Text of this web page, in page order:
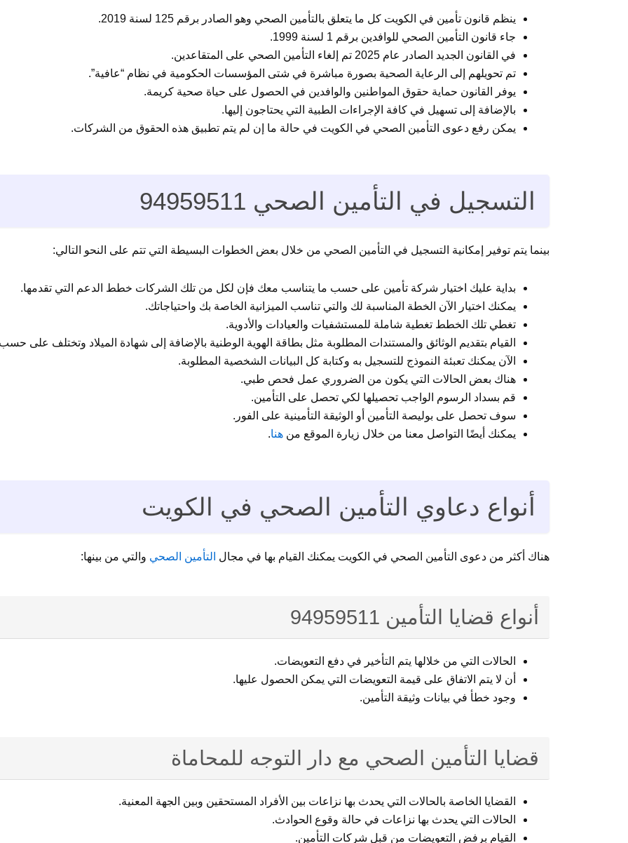
ينظم قانون تأمين في الكويت كل ما يتعلق بالتأمين الصحي وهو الصادر برقم 125 لسنة 2019.
جاء قانون التأمين الصحي للوافدين برقم 1 لسنة 1999.
في القانون الجديد الصادر عام 2025 تم إلغاء التأمين الصحي على المتقاعدين.
تم تحويلهم إلى الرعاية الصحية بصورة مباشرة في شتى المؤسسات الحكومية في نظام “عافية”.
يوفر القانون حماية حقوق المواطنين والوافدين في الحصول على حياة صحية كريمة.
بالإضافة إلى تسهيل في كافة الإجراءات الطبية التي يحتاجون إليها.
يمكن رفع دعوى التأمين الصحي في الكويت في حالة ما إن لم يتم تطبيق هذه الحقوق من الشركات.
التسجيل في التأمين الصحي 94959511
بينما يتم توفير إمكانية التسجيل في التأمين الصحي من خلال بعض الخطوات البسيطة التي تتم على النحو التالي:
بداية عليك اختيار شركة تأمين على حسب ما يتناسب معك فإن لكل من تلك الشركات خطط الدعم التي تقدمها.
يمكنك اختيار الآن الخطة المناسبة لك والتي تناسب الميزانية الخاصة بك واحتياجاتك.
تغطي تلك الخطط تغطية شاملة للمستشفيات والعيادات والأدوية.
القيام بتقديم الوثائق والمستندات المطلوبة مثل بطاقة الهوية الوطنية بالإضافة إلى شهادة الميلاد وتختلف على
الآن يمكنك تعبئة النموذج للتسجيل به وكتابة كل البيانات الشخصية المطلوبة.
هناك بعض الحالات التي يكون من الضروري عمل فحص طبي.
قم بسداد الرسوم الواجب تحصيلها لكي تحصل على التأمين.
سوف تحصل على بوليصة التأمين أو الوثيقة التأمينية على الفور.
يمكنك أيضًا التواصل معنا من خلال زيارة الموقع من هنا.
أنواع دعاوي التأمين الصحي في الكويت
هناك أكثر من دعوى التأمين الصحي في الكويت يمكنك القيام بها في مجال التأمين الصحي والتي من بينها:
أنواع قضايا التأمين 94959511
الحالات التي من خلالها يتم التأخير في دفع التعويضات.
أن لا يتم الاتفاق على قيمة التعويضات التي يمكن الحصول عليها.
وجود خطأ في بيانات وثيقة التأمين.
قضايا التأمين الصحي مع دار التوجه للمحاماة
القضايا الخاصة بالحالات التي يحدث بها نزاعات بين الأفراد المستحقين وبين الجهة المعنية.
الحالات التي يحدث بها نزاعات في حالة وقوع الحوادث.
القيام برفض التعويضات من قبل شركات التأمين.